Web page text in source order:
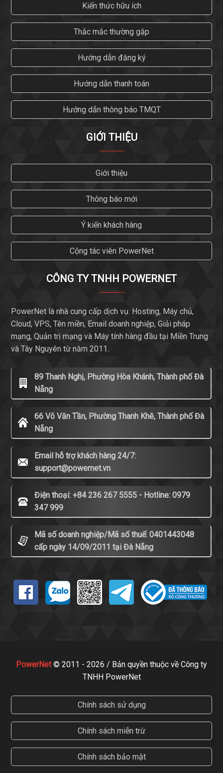
Kiến thức hữu ích
Thắc mắc thường gặp
Hướng dẫn đăng ký
Hướng dẫn thanh toán
Hướng dẫn thông báo TMQT
GIỚI THIỆU
Giới thiệu
Thông báo mới
Ý kiến khách hàng
Cộng tác viên PowerNet
CÔNG TY TNHH POWERNET
PowerNet là nhà cung cấp dịch vụ: Hosting, Máy chủ,
Cloud, VPS, Tên miền, Email doanh nghiệp, Giải pháp
mạng, Quản trị mạng và Máy tính hàng đầu tại Miền Trung
và Tây Nguyên từ năm 2011.
89 Thanh Nghị, Phường Hòa Khánh, Thành phố Đà
Nẵng
66 Võ Văn Tần, Phường Thanh Khê, Thành phố Đà
Nẵng
Email hỗ trợ khách hàng 24/7:
support@powernet.vn
Điện thoại: +84 236 267 5555 - Hotline: 0979
347 999
Mã số doanh nghiệp/Mã số thuế: 0401443048
cấp ngày 14/09/2011 tại Đà Nẵng
PowerNet© 2011 - 2026 / Bản quyền thuộc về Công ty
TNHH PowerNet
Chính sách sử dụng
Chính sách miễn trừ
Chính sách bảo mật